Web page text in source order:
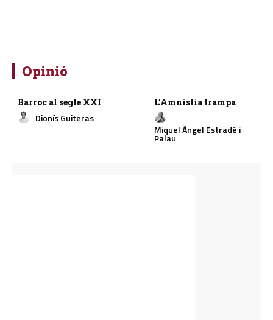
Opinió
Barroc al segle XXI
Dionís Guiteras
L’Amnistia trampa
Miquel Àngel Estradé i
Palau